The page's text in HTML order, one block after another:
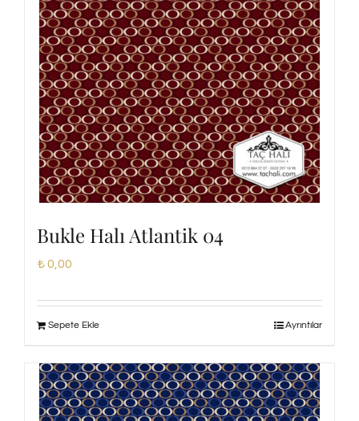
Bukle Halı Atlantik 04
₺0,00
Sepete Ekle Ayrıntılar